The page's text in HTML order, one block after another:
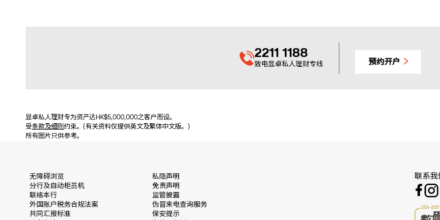
2211 1188
致电显卓私人理财专线 预约开户
显卓私人理财专为资产达HK$5,000,000之客户而设。
受条款及细则 约束。(有关资料仅提供英文及繁体中文版。)
所有图片只供参考。
无障碍浏览
分行及自动柜员机
联络本行
外国账户税务合规法案
共同汇报标准
私隐声明
免责声明
监管披露
伪冒来电查询服务
保安提示
联系我